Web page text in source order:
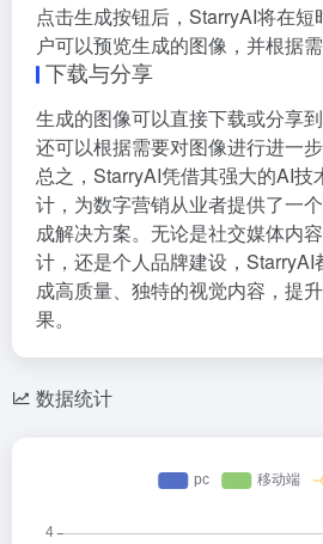
点击生成按钮后，StarryAI将在
户可以预览生成的图像，并根据需
下载与分享
生成的图像可以直接下载或分享
还可以根据需要对图像进行进一步
总之，StarryAI凭借其强大的AI技
计，为数字营销从业者提供了一
成解决方案。无论是社交媒体内
计，还是个人品牌建设，StarryAI
成高质量、独特的视觉内容，提
果。
数据统计